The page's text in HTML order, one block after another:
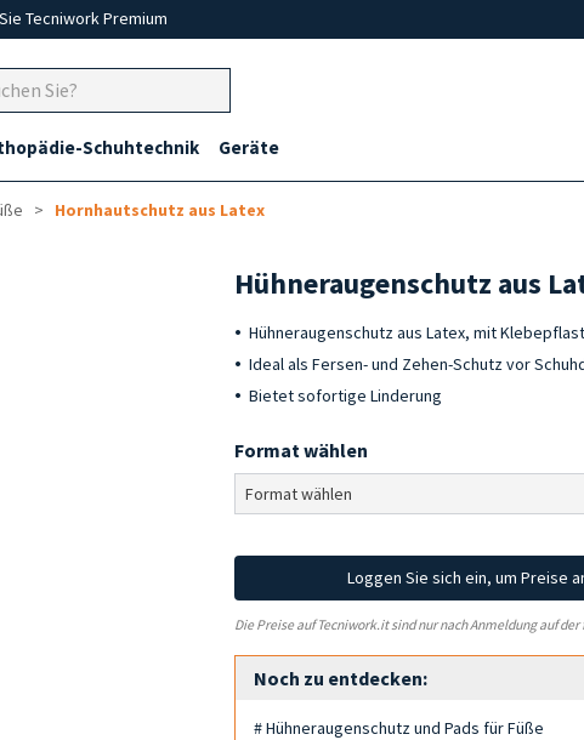
Tecniwork Premium
Schuhtechnik Geräte
Hornhautschutz aus Latex
Hühneraugenschutz aus
Hühneraugenschutz aus Latex, mit
Ideal als Fersen- und Zehen-Schutz vor
Bietet sofortige Linderung
Format wählen
Loggen Sie sich ein, um Preise
Die Preise auf Tecniwork.it sind nur nach Anmeldung auf
Noch zu entdecken:
# Hühneraugenschutz und Pads für Füße